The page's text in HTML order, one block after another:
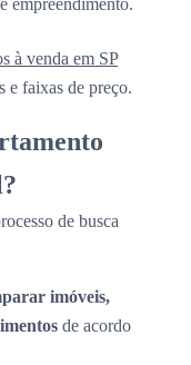
empreendimento.
à venda em SP
e faixas de preço.
de busca
imóveis,
de acordo